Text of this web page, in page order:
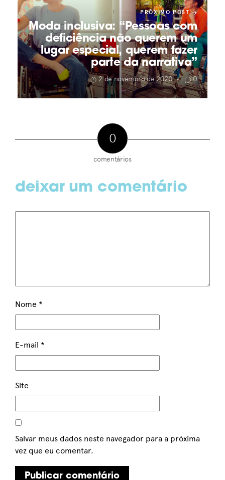
PRÓXIMO POST
Moda inclusiva: “Pessoas com
deficiência não querem um
lugar especial, querem fazer
parte da narrativa”
2 de novembro de 2020 • 0
0
comentários
deixar um comentário
Nome *
E-mail *
Site
Salvar meus dados neste navegador para a próxima
vez que eu comentar.